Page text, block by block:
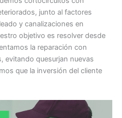
junto al factores
y canalizaciones en
objetivo es resolver desde
la reparación con
evitando quesurjan nuevas
que la inversión del cliente